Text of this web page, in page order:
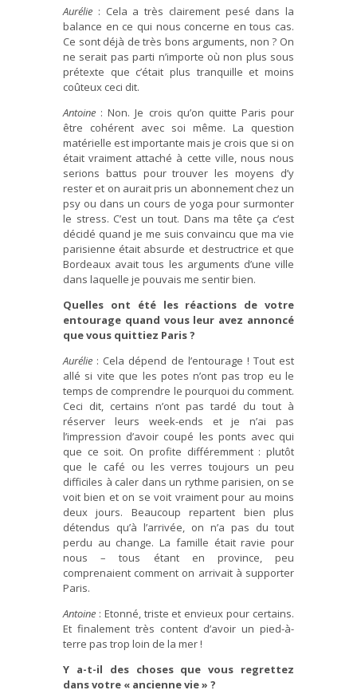
Aurélie : Cela a très clairement pesé dans la
balance en ce qui nous concerne en tous cas.
Ce sont déjà de très bons arguments, non ? On
ne serait pas parti n’importe où non plus sous
prétexte que c’était plus tranquille et moins
coûteux ceci dit.
Antoine : Non. Je crois qu’on quitte Paris pour
être cohérent avec soi même. La question
matérielle est importante mais je crois que si on
était vraiment attaché à cette ville, nous nous
serions battus pour trouver les moyens d’y
rester et on aurait pris un abonnement chez un
psy ou dans un cours de yoga pour surmonter
le stress. C’est un tout. Dans ma tête ça c’est
décidé quand je me suis convaincu que ma vie
parisienne était absurde et destructrice et que
Bordeaux avait tous les arguments d’une ville
dans laquelle je pouvais me sentir bien.
Quelles ont été les réactions de votre
entourage quand vous leur avez annoncé
que vous quittiez Paris ?
Aurélie : Cela dépend de l’entourage ! Tout est
allé si vite que les potes n’ont pas trop eu le
temps de comprendre le pourquoi du comment.
Ceci dit, certains n’ont pas tardé du tout à
réserver leurs week-ends et je n’ai pas
l’impression d’avoir coupé les ponts avec qui
que ce soit. On profite différemment : plutôt
que le café ou les verres toujours un peu
difficiles à caler dans un rythme parisien, on se
voit bien et on se voit vraiment pour au moins
deux jours. Beaucoup repartent bien plus
détendus qu’à l’arrivée, on n’a pas du tout
perdu au change. La famille était ravie pour
nous – tous étant en province, peu
comprenaient comment on arrivait à supporter
Paris.
Antoine : Etonné, triste et envieux pour certains.
Et finalement très content d’avoir un pied-à-
terre pas trop loin de la mer !
Y a-t-il des choses que vous regrettez
dans votre « ancienne vie » ?